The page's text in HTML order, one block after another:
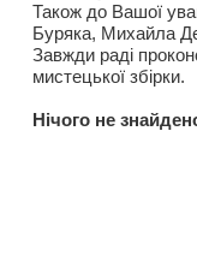
Також до Вашої
Буряка, Михайла
Завжди раді
мистецької збірки.
Нiчого не